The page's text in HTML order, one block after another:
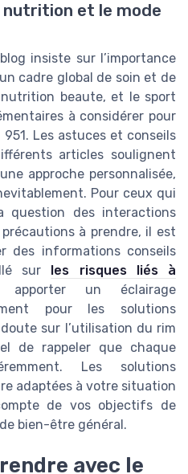
et le mode
insiste sur l’importance
cadre global de soin et de
beaute, et le sport
à considérer pour
Les astuces et conseils
articles soulignent
approche personnalisée,
Pour ceux qui
question des interactions
à prendre, il est
des informations conseils
sur
les risques liés à
un éclairage
pour les solutions
sur l’utilisation du rim
de rappeler que chaque
Les solutions
adaptées à votre situation
de vos objectifs de
bien-être général.
avec le